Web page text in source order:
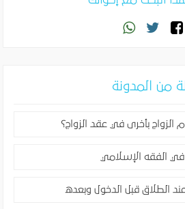
من المدونة
بأخرى في عقد الزواج؟
الفقه الإسلامي
الطلاق قبل الدخول وبعده